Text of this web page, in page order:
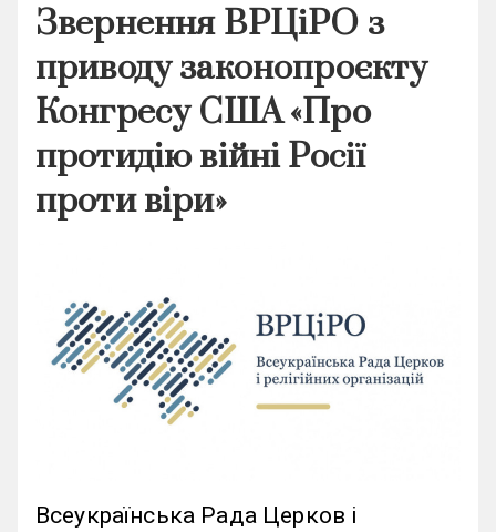
Звернення ВРЦіРО з
приводу законопроєкту
Конгресу США «Про
протидію війні Росії
проти віри»
Всеукраїнська Рада Церков і